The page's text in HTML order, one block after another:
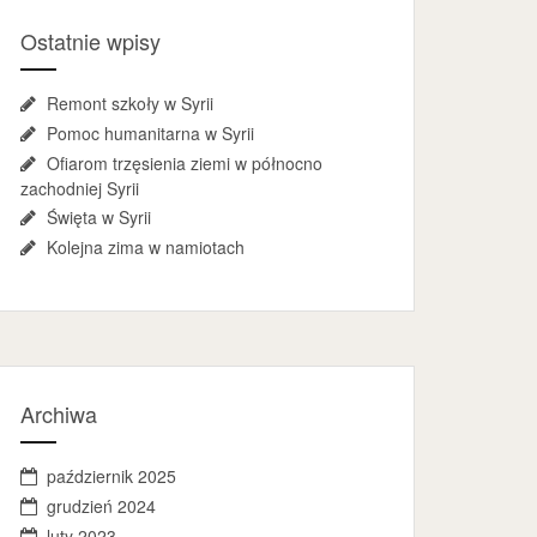
Ostatnie wpisy
Remont szkoły w Syrii
Pomoc humanitarna w Syrii
Ofiarom trzęsienia ziemi w północno
zachodniej Syrii
Święta w Syrii
Kolejna zima w namiotach
Archiwa
październik 2025
grudzień 2024